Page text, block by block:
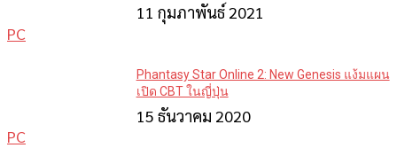
PC
11 กุมภาพันธ์ 2021
PC
Phantasy Star Online 2: New Genesis แง้มแผน
เปิด CBT ในญี่ปุ่น
15 ธันวาคม 2020